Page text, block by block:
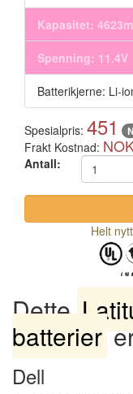
Kapasitet:
Spenning: 11.4V
Batterikjerne: Li-
Spesialpris: 451
Frakt Kostnad:
Antall:
Helt
Dette
batterier
Dell